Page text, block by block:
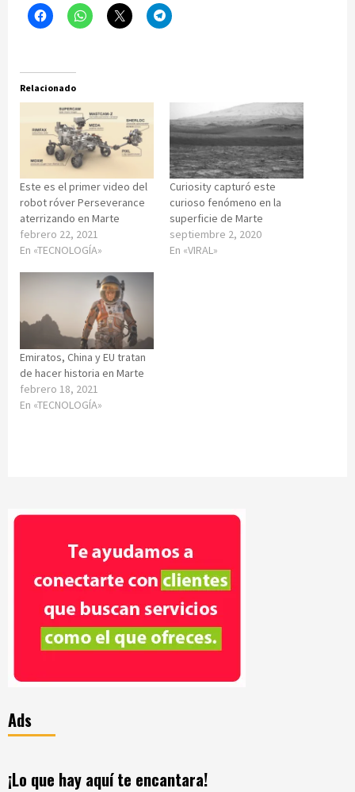
Relacionado
Este es el primer video del
robot róver Perseverance
aterrizando en Marte
febrero 22, 2021
En «TECNOLOGÍA»
Curiosity capturó este
curioso fenómeno en la
superficie de Marte
septiembre 2, 2020
En «VIRAL»
Emiratos, China y EU tratan
de hacer historia en Marte
febrero 18, 2021
En «TECNOLOGÍA»
Ads
¡Lo que hay aquí te encantara!